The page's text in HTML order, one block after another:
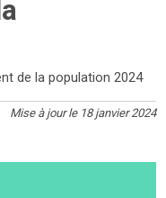
de la population 2024
Mise à jour le 18 janvier 2024